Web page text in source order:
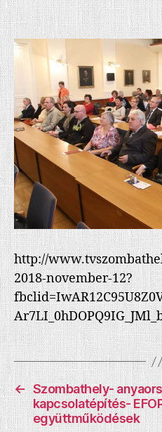
http://
2018-november-12?
← Szombathely-
kapcsolatépítés-
együttműködések